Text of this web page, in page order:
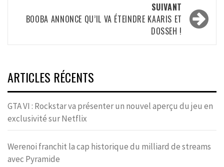
SUIVANT
BOOBA ANNONCE QU’IL VA ÉTEINDRE KAARIS ET
DOSSEH !
ARTICLES RÉCENTS
GTA VI : Rockstar va présenter un nouvel aperçu du jeu en
exclusivité sur Netflix
Werenoi franchit la cap historique du milliard de streams
avec Pyramide